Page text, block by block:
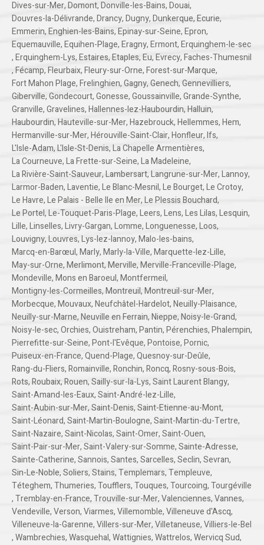
Dives-sur-Mer,Domont,Donville-les-Bains,Douai,
Douvres-la-Délivrande,Drancy,Dugny,Dunkerque,Ecurie,
Emmerin,Enghien-les-Bains,Epinay-sur-Seine,Epron,
Equemauville,Equihen-Plage,Eragny,Ermont,Erquinghem-le-sec
,Erquinghem-Lys,Estaires,Etaples,Eu,Evrecy,Faches-Thumesnil
,Fécamp,Fleurbaix,Fleury-sur-Orne,Forest-sur-Marque,
Fort Mahon Plage,Frelinghien,Gagny,Genech,Gennevilliers,
Giberville,Gondecourt,Gonesse,Goussainville,Grande-Synthe,
Granville,Gravelines,Hallennes-lez-Haubourdin,Halluin,
Haubourdin,Hauteville-sur-Mer,Hazebrouck,Hellemmes,Hem,
Hermanville-sur-Mer,Hérouville-Saint-Clair,Honfleur,Ifs,
L'Isle-Adam,L'Isle-St-Denis,La Chapelle Armentières,
La Courneuve,La Frette-sur-Seine,La Madeleine,
La Rivière-Saint-Sauveur,Lambersart,Langrune-sur-Mer,Lannoy,
Larmor-Baden,Laventie,Le Blanc-Mesnil,Le Bourget,Le Crotoy,
Le Havre,Le Palais - Belle Ile en Mer,Le Plessis Bouchard,
Le Portel,Le-Touquet-Paris-Plage,Leers,Lens,Les Lilas,Lesquin,
Lille,Linselles,Livry-Gargan,Lomme,Longuenesse,Loos,
Louvigny,Louvres,Lys-lez-lannoy,Malo-les-bains,
Marcq-en-Barœul,Marly,Marly-la-Ville,Marquette-lez-Lille,
May-sur-Orne,Merlimont,Merville,Merville-Franceville-Plage,
Mondeville,Mons en Baroeul,Montfermeil,
Montigny-les-Cormeilles,Montreuil,Montreuil-sur-Mer,
Morbecque,Mouvaux,Neufchâtel-Hardelot,Neuilly-Plaisance,
Neuilly-sur-Marne,Neuville en Ferrain,Nieppe,Noisy-le-Grand,
Noisy-le-sec,Orchies,Ouistreham,Pantin,Pérenchies,Phalempin,
Pierrefitte-sur-Seine,Pont-l'Evêque,Pontoise,Pornic,
Puiseux-en-France,Quend-Plage,Quesnoy-sur-Deûle,
Rang-du-Fliers,Romainville,Ronchin,Roncq,Rosny-sous-Bois,
Rots,Roubaix,Rouen,Sailly-sur-la-Lys,Saint Laurent Blangy,
Saint-Amand-les-Eaux,Saint-André-lez-Lille,
Saint-Aubin-sur-Mer,Saint-Denis,Saint-Etienne-au-Mont,
Saint-Léonard,Saint-Martin-Boulogne,Saint-Martin-du-Tertre,
Saint-Nazaire,Saint-Nicolas,Saint-Omer,Saint-Ouen,
Saint-Pair-sur-Mer,Saint-Valery-sur-Somme,Sainte-Adresse,
Sainte-Catherine,Sannois,Santes,Sarcelles,Seclin,Sevran,
Sin-Le-Noble,Soliers,Stains,Templemars,Templeuve,
Téteghem,Thumeries,Toufflers,Touques,Tourcoing,Tourgéville
,Tremblay-en-France,Trouville-sur-Mer,Valenciennes,Vannes,
Vendeville,Verson,Viarmes,Villemomble,Villeneuve d'Ascq,
Villeneuve-la-Garenne,Villers-sur-Mer,Villetaneuse,Villiers-le-Bel
,Wambrechies,Wasquehal,Wattignies,Wattrelos,Wervicq Sud,